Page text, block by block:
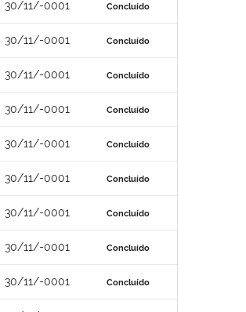
30/11/-0001 Concluído
30/11/-0001 Concluído
30/11/-0001 Concluído
30/11/-0001 Concluído
30/11/-0001 Concluído
30/11/-0001 Concluído
30/11/-0001 Concluído
30/11/-0001 Concluído
30/11/-0001 Concluído